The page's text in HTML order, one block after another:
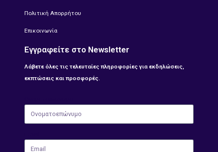
Πολιτική Απορρήτου
Επικοινωνία
Εγγραφείτε στο Newsletter
Λάβετε όλες τις τελευταίες πληροφορίες για εκδηλώσεις,
εκπτώσεις και προσφορές.